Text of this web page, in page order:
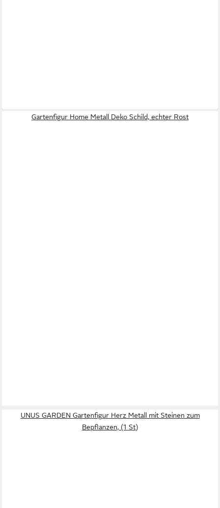
Gartenfigur Home Metall Deko Schild, echter Rost
UNUS GARDEN Gartenfigur Herz Metall mit Steinen zum
Bepflanzen, (1 St)